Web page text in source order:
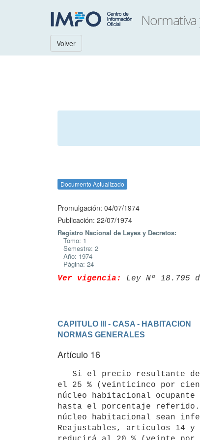
Volver
Documento Actualizado
Promulgación: 04/07/1974
Publicación: 22/07/1974
Registro Nacional de Leyes y Decretos:
Tomo: 1
Semestre: 2
Año: 1974
Página: 24
Ver vigencia: Ley Nº 18.795
CAPITULO III - CASA - HABITACION
NORMAS GENERALES
Artículo 16
el 25 % (veinticinco por
núcleo habitacional
hasta el porcentaje referido.
núcleo habitacional sean
Reajustables, artículos 14 y